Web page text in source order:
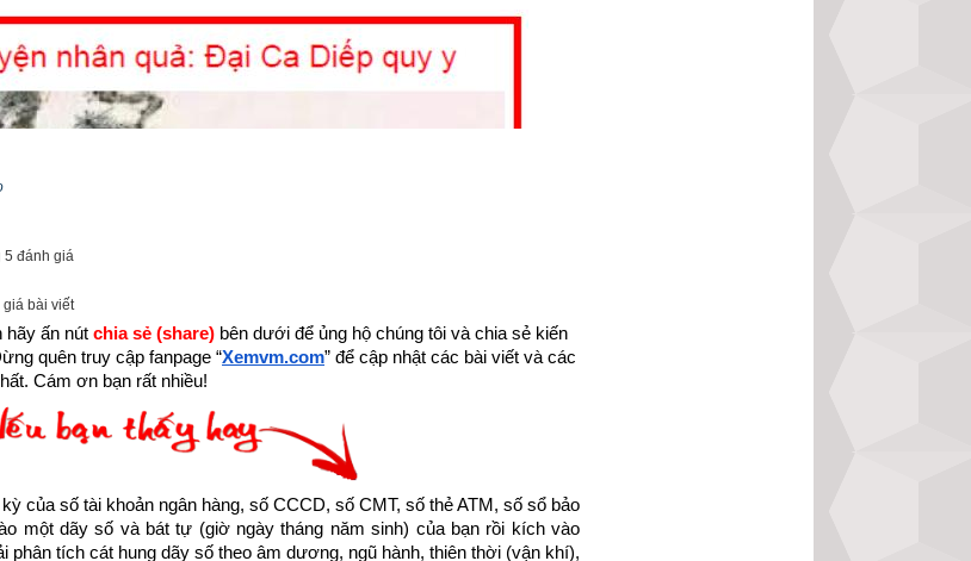
thời gian cuối cùng của thời kỳ mạt pháp khi mà đạo đức nhân loại
5 đánh giá
bài viết
hãy ấn nút chia sẻ (share) bên dưới để ủng hộ chúng tôi và chia sẻ kiến
quên truy cập fanpage “Xemvm.com” để cập nhật các bài viết và các
Cám ơn bạn rất nhiều!
của số tài khoản ngân hàng, số CCCD, số CMT, số thẻ ATM, số sổ bảo
một dãy số và bát tự (giờ ngày tháng năm sinh) của bạn rồi kích vào
phân tích cát hung dãy số theo âm dương, ngũ hành, thiên thời (vận khí),